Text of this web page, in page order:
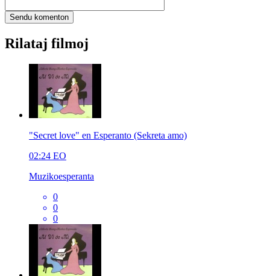
Rilataj filmoj
"Secret love" en Esperanto (Sekreta amo)
02:24 EO
Muzikoesperanta
0
0
0